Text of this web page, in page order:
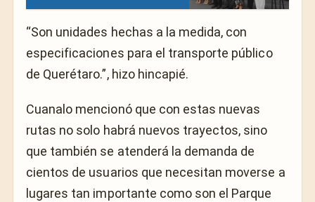
“Son unidades hechas a la medida, con
especificaciones para el transporte público
de Querétaro.”, hizo hincapié.
Cuanalo mencionó que con estas nuevas
rutas no solo habrá nuevos trayectos, sino
que también se atenderá la demanda de
cientos de usuarios que necesitan moverse a
lugares tan importante como son el Parque